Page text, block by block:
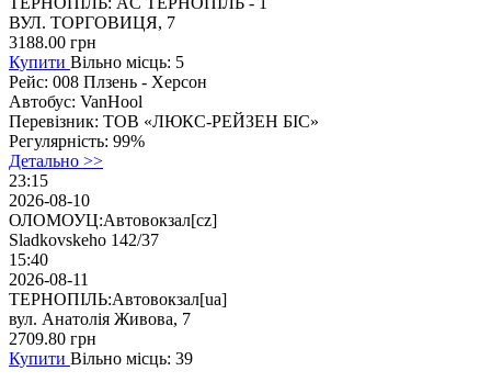
ВУЛ. ТОРГОВИЦЯ, 7
3188.00 грн
Купити Вільно місць: 5
Рейс: 008 Плзень - Херсон
Автобус: VanHool
Перевізник: ТОВ «ЛЮКС-РЕЙЗЕН БІС»
Регулярність: 99%
Детально >>
23:15
2026-08-10
ОЛОМОУЦ:Автовокзал[cz]
Sladkovskeho 142/37
15:40
2026-08-11
ТЕРНОПІЛЬ:Автовокзал[ua]
вул. Анатолія Живова, 7
2709.80 грн
Купити Вільно місць: 39